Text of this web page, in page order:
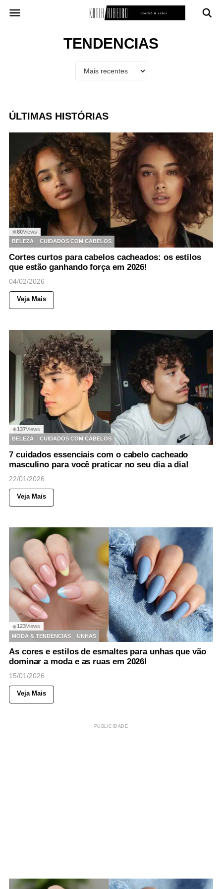
para
TENDENCIAS
ÚLTIMAS HISTÓRIAS
◉80Views
BELEZA
CUIDADOS COM CABELOS
Cortes curtos para cabelos cacheados: os estilos
que estão ganhando força em 2026!
04/02/2026
Veja Mais
◉137Views
BELEZA
CUIDADOS COM CABELOS
7 cuidados essenciais com o cabelo cacheado
masculino para você praticar no seu dia a dia!
22/01/2026
Veja Mais
◉123Views
MODA & TENDENCIAS
UNHAS
As cores e estilos de esmaltes para unhas que vão
dominar a moda e as ruas em 2026!
15/01/2026
Veja Mais
PUBLICIDADE